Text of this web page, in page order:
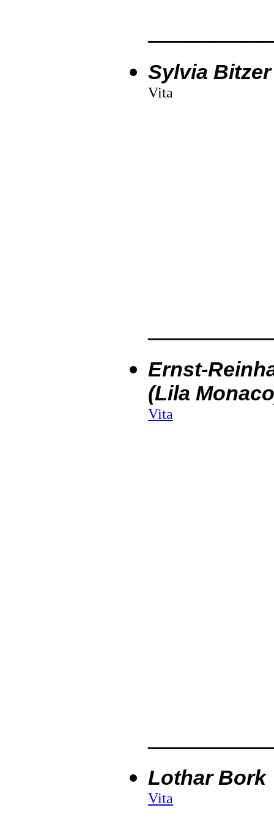
Sylvia Bitzer
Vita
Ernst-
(Lila
Vita
Lothar Bork
Vita